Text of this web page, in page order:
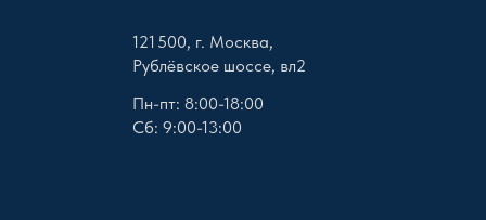
121 500, г. Москва,
Рублёвское шоссе, вл2
Пн-пт: 8:00-18:00
Сб: 9:00-13:00